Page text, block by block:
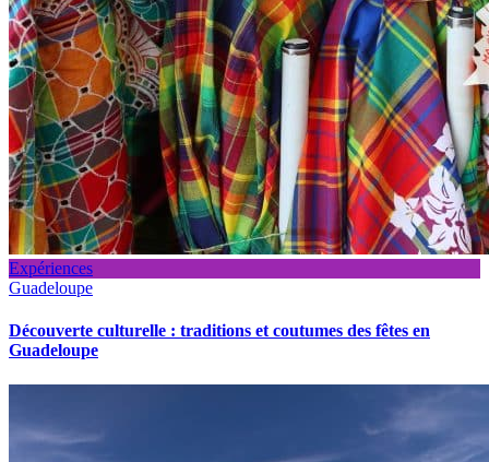
Expériences
Guadeloupe
Découverte culturelle : traditions et coutumes des fêtes en
Guadeloupe